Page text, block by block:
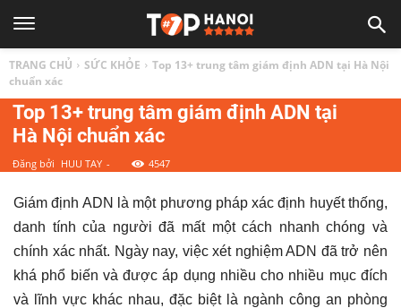
1
HÀ
Top
TRANG CHỦ SỨC KHỎE
Top 13+ trung tâm giám định ADN tại Hà Nội
chuẩn xác
Top 13+ trung tâm giám định ADN tại
Hà Nội chuẩn xác
Đăng bởi HUU TAY - 4547
Giám định ADN là một phương pháp xác định huyết thống,
danh tính của người đã mất một cách nhanh chóng và
chính xác nhất. Ngày nay, việc xét nghiệm ADN đã trở nên
khá phổ biến và được áp dụng nhiều cho nhiều mục đích
và lĩnh vực khác nhau, đặc biệt là ngành công an phòng